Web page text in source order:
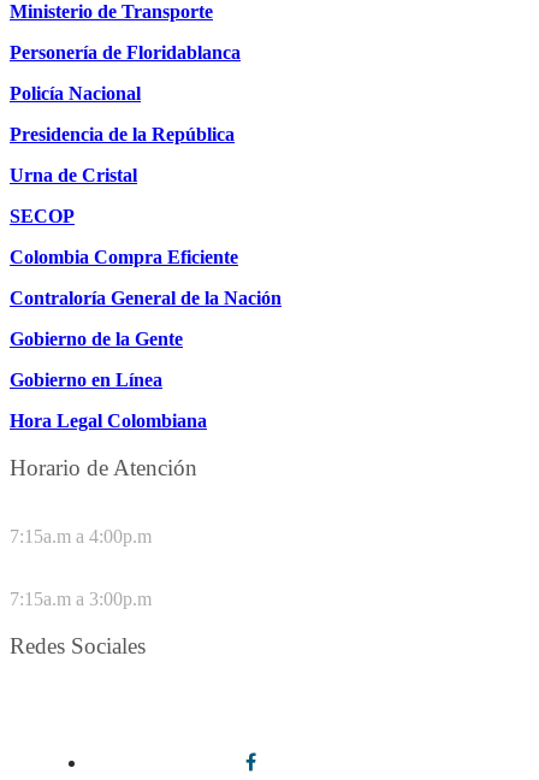
Ministerio de Transporte
Personería de Floridablanca
Policía Nacional
Presidencia de la República
Urna de Cristal
SECOP
Colombia Compra Eficiente
Contraloría General de la Nación
Gobierno de la Gente
Gobierno en Línea
Hora Legal Colombiana
Horario de Atención
7:15a.m a 4:00p.m
7:15a.m a 3:00p.m
Redes Sociales